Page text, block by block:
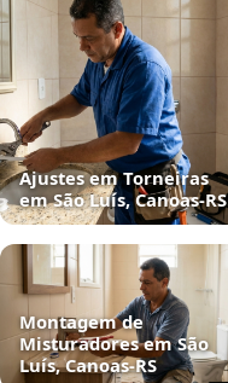
Ajustes em Torneiras
em São Luís, Canoas‑RS
Montagem de
Misturadores em São
Luís, Canoas‑RS